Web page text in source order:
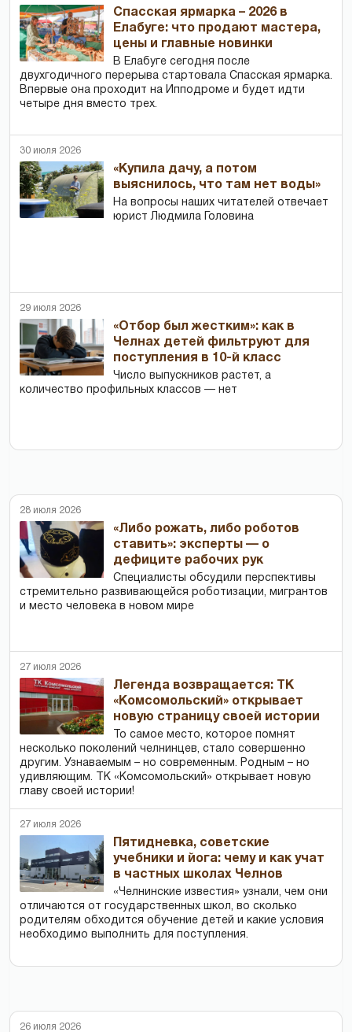
Спасская ярмарка – 2026 в
Елабуге: что продают мастера,
цены и главные новинки
В Елабуге сегодня после
двухгодичного перерыва стартовала Спасская ярмарка.
Впервые она проходит на Ипподроме и будет идти
четыре дня вместо трех.
30 июля 2026
«Купила дачу, а потом
выяснилось, что там нет воды»
На вопросы наших читателей отвечает
юрист Людмила Головина
29 июля 2026
«Отбор был жестким»: как в
Челнах детей фильтруют для
поступления в 10-й класс
Число выпускников растет, а
количество профильных классов — нет
28 июля 2026
«Либо рожать, либо роботов
ставить»: эксперты — о
дефиците рабочих рук
Специалисты обсудили перспективы
стремительно развивающейся роботизации, мигрантов
и место человека в новом мире
27 июля 2026
Легенда возвращается: ТК
«Комсомольский» открывает
новую страницу своей истории
То самое место, которое помнят
несколько поколений челнинцев, стало совершенно
другим. Узнаваемым – но современным. Родным – но
удивляющим. ТК «Комсомольский» открывает новую
главу своей истории!
27 июля 2026
Пятидневка, советские
учебники и йога: чему и как учат
в частных школах Челнов
«Челнинские известия» узнали, чем они
отличаются от государственных школ, во сколько
родителям обходится обучение детей и какие условия
необходимо выполнить для поступления.
26 июля 2026